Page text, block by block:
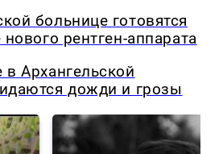
больнице готовятся
нового рентген-аппарата
Архангельской
дожди и грозы